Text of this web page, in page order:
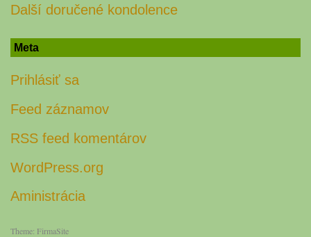
Další doručené kondolence
Meta
Prihlásiť sa
Feed záznamov
RSS feed komentárov
WordPress.org
Aministrácia
Theme: FirmaSite